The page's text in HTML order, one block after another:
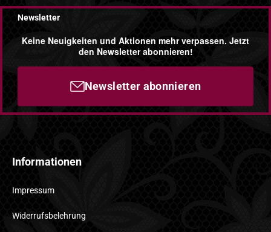
Newsletter
Keine Neuigkeiten und Aktionen mehr verpassen. Jetzt
den Newsletter abonnieren!
Newsletter abonnieren
Informationen
Impressum
Widerrufsbelehrung